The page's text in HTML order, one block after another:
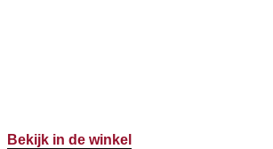
Bekijk in de winkel